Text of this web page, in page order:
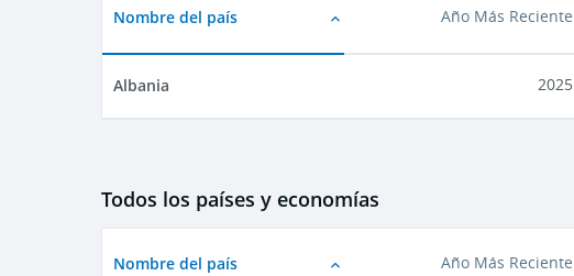
Nombre del país Año Más Reciente
Albania 2025
Todos los países y economías
Nombre del país Año Más Reciente